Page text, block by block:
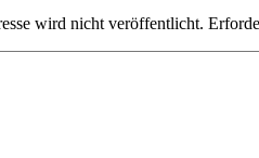
wird nicht veröffentlicht.